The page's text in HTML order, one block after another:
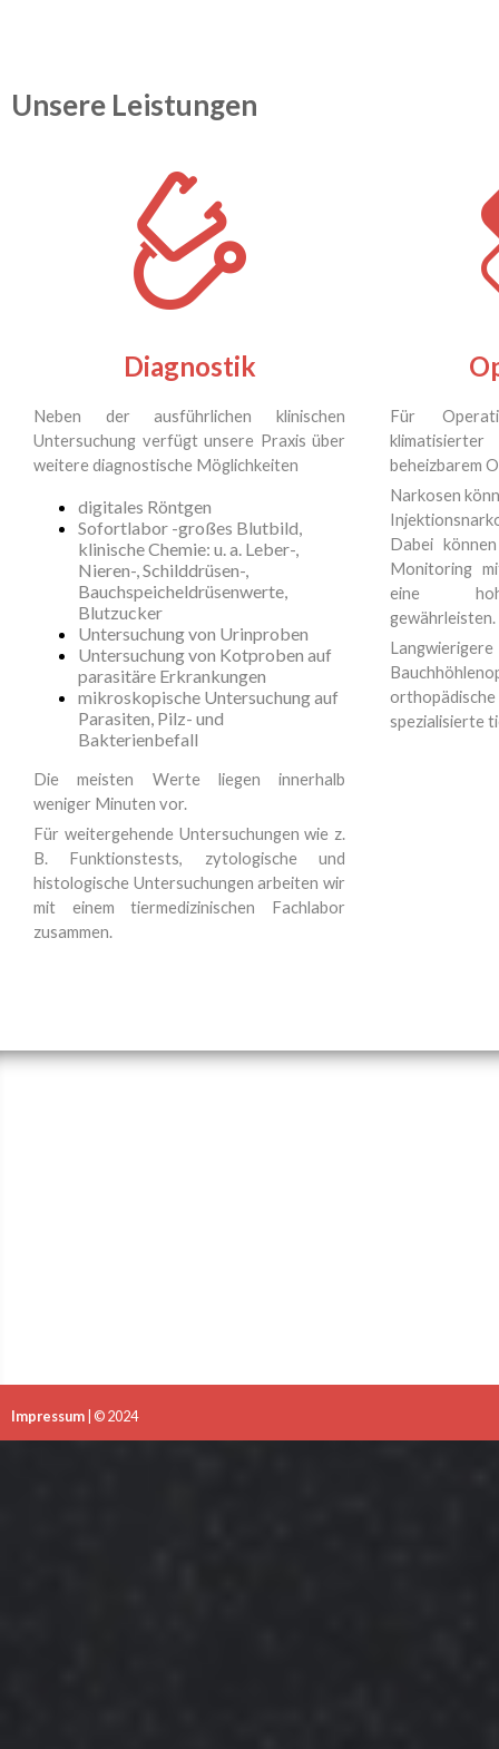
Unsere Leistungen
Diagnostik
Neben der ausführlichen klinischen
Untersuchung verfügt unsere Praxis über
weitere diagnostische Möglichkeiten
digitales Röntgen
Sofortlabor -großes Blutbild,
klinische Chemie: u. a. Leber-,
Nieren-, Schilddrüsen-,
Bauchspeicheldrüsenwerte,
Blutzucker
Untersuchung von Urinproben
Untersuchung von Kotproben auf
parasitäre Erkrankungen
mikroskopische Untersuchung auf
Parasiten, Pilz- und
Bakterienbefall
Die meisten Werte liegen innerhalb
weniger Minuten vor.
Für weitergehende Untersuchungen wie z.
B. Funktionstests, zytologische und
histologische Untersuchungen arbeiten wir
mit einem tiermedizinischen Fachlabor
zusammen.
Für
beheizbarem
Narkosen
Dabei
Monitoring
eine
gewährleisten.
orthopädische
spezialisierte
Impressum | © 2024